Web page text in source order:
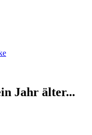
Jahr älter...